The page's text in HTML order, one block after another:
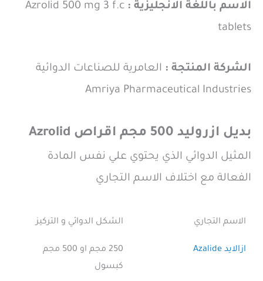
الاسم باللغة الانجليزية : Azrolid 500 mg 3 f.c
tablets
الشركة المنتجة : العامرية للصناعات الدوائية
Amriya Pharmaceutical Industries
بديل ازروليد 500 مجم اقراص Azrolid
المثيل الدوائي الذي يحتوي علي نفس المادة
الفعالة مع اختلاف الاسم التجاري
الاسم التجاري الشكل الدوائي و التركيز
ازالايد Azalide
250 مجم او 500 مجم
كبسول